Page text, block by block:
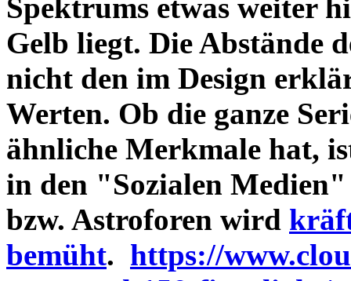
Spektrums etwas weiter
Gelb liegt. Die Abstände
nicht den im Design
Werten. Ob die ganze
ähnliche Merkmale hat,
in den "Sozialen Medien"
bzw. Astroforen wird
bemüht. https://